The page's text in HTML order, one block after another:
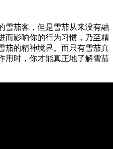
雪茄客，但是雪茄从来没有融
而影响你的行为习惯，乃至精
茄的精神境界。而只有雪茄真
用时，你才能真正地了解雪茄